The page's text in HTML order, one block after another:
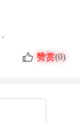
赞赏(0)